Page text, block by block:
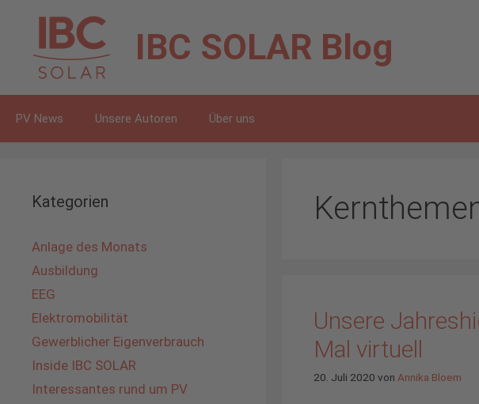
springen
IBC SOLAR Blog
PV News Unsere Autoren Über uns
Unsere
Mal virtuell
20. Juli 2020 von Annika Bloem
Kategorien
Anlage des Monats
Ausbildung
EEG
Elektromobilität
Gewerblicher Eigenverbrauch
Inside IBC SOLAR
Interessantes rund um PV